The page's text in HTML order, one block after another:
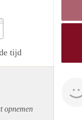
tijd
opnemen